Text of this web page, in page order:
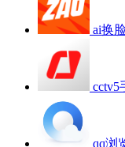
ai换
cctv5
qq浏